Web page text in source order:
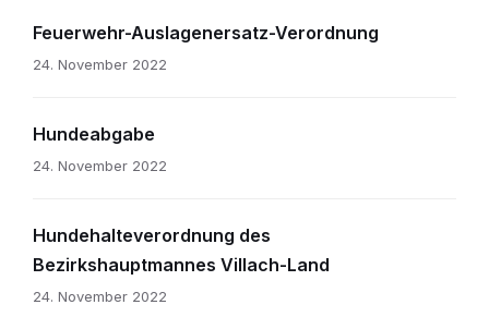
Feuerwehr-Auslagenersatz-Verordnung
24. November 2022
Hundeabgabe
24. November 2022
Hundehalteverordnung des
Bezirkshauptmannes Villach-Land
24. November 2022